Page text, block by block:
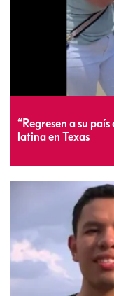
“Regresen a su
latina en Texas